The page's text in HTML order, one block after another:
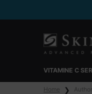
VITAMINE C
Home